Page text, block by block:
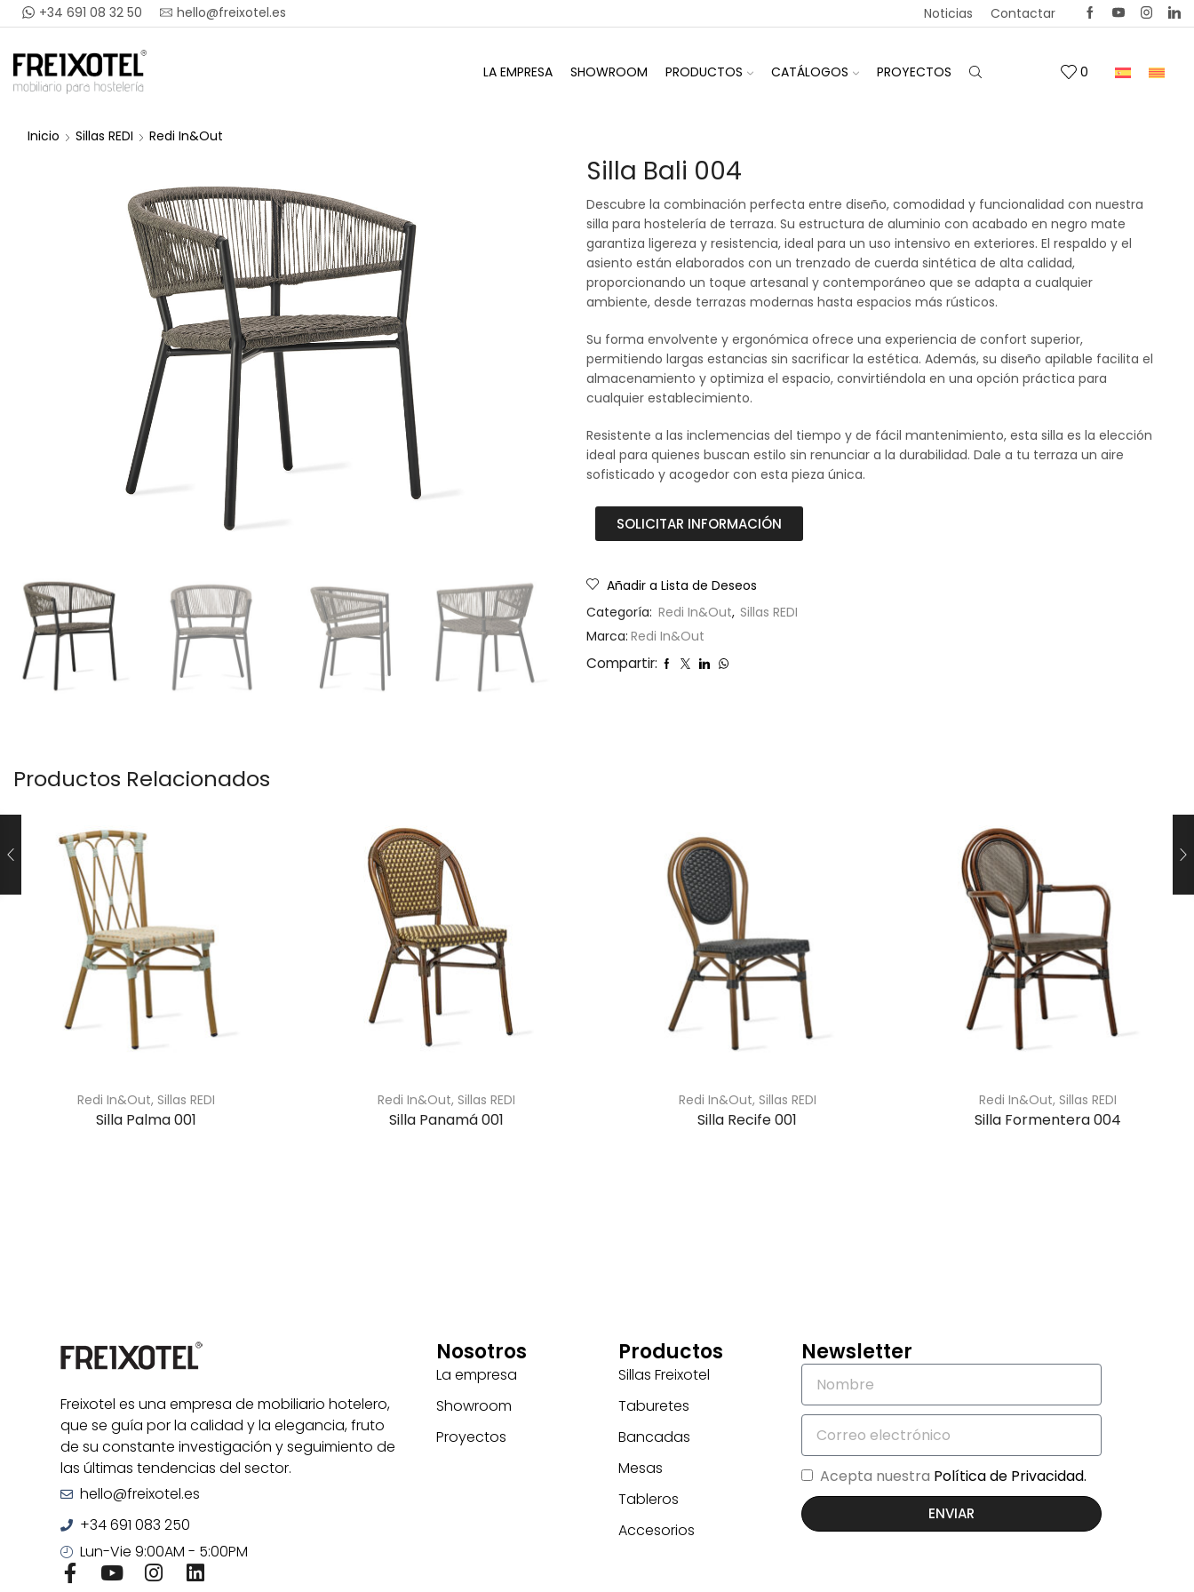
+34 691 08 32 50 hello@freixotel.es Noticias Contactar
LA EMPRESA SHOWROOM PRODUCTOS CATÁLOGOS PROYECTOS 0
Inicio Sillas REDI Redi In&Out
Silla Bali 004
Descubre la combinación perfecta entre diseño, comodidad y funcionalidad con nuestra
silla para hostelería de terraza. Su estructura de aluminio con acabado en negro mate
garantiza ligereza y resistencia, ideal para un uso intensivo en exteriores. El respaldo y el
asiento están elaborados con un trenzado de cuerda sintética de alta calidad,
proporcionando un toque artesanal y contemporáneo que se adapta a cualquier
ambiente, desde terrazas modernas hasta espacios más rústicos.
Su forma envolvente y ergonómica ofrece una experiencia de confort superior,
permitiendo largas estancias sin sacrificar la estética. Además, su diseño apilable facilita el
almacenamiento y optimiza el espacio, convirtiéndola en una opción práctica para
cualquier establecimiento.
Resistente a las inclemencias del tiempo y de fácil mantenimiento, esta silla es la elección
ideal para quienes buscan estilo sin renunciar a la durabilidad. Dale a tu terraza un aire
sofisticado y acogedor con esta pieza única.
SOLICITAR INFORMACIÓN
Añadir a Lista de Deseos
Categoría: Redi In&Out, Sillas REDI
Marca: Redi In&Out
Compartir:
Productos Relacionados
Redi In&Out,Sillas REDI
Silla Palma 001
Redi In&Out,Sillas REDI
Silla Panamá 001
Redi In&Out, Sillas REDI
Silla Recife 001
Redi In&Out, Sillas REDI
Silla Formentera 004
Freixotel es una empresa de mobiliario hotelero,
que se guía por la calidad y la elegancia, fruto
de su constante investigación y seguimiento de
las últimas tendencias del sector.
hello@freixotel.es
+34 691 083 250
Lun-Vie 9:00AM - 5:00PM
Nosotros
La empresa
Showroom
Proyectos
Productos
Sillas Freixotel
Taburetes
Bancadas
Mesas
Tableros
Accesorios
Newsletter
Acepta nuestra Política de Privacidad.
ENVIAR